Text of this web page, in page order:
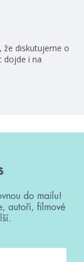
že diskutujeme o
dojde i na
do mailu!
autoři, filmové